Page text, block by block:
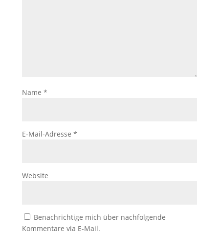
Name *
E-Mail-Adresse *
Website
Benachrichtige mich über nachfolgende
Kommentare via E-Mail.